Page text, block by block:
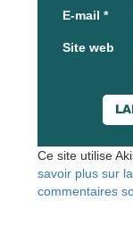
E-mail *
Site web
Ce site utilise
savoir plus sur
commentaires